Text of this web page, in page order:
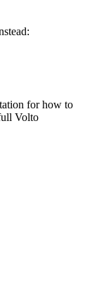
for how to
Volto